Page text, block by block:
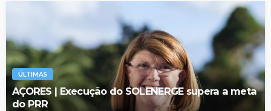
ÚLTIMAS
AÇORES | Execução do SOLENERGE supera a meta
do PRR